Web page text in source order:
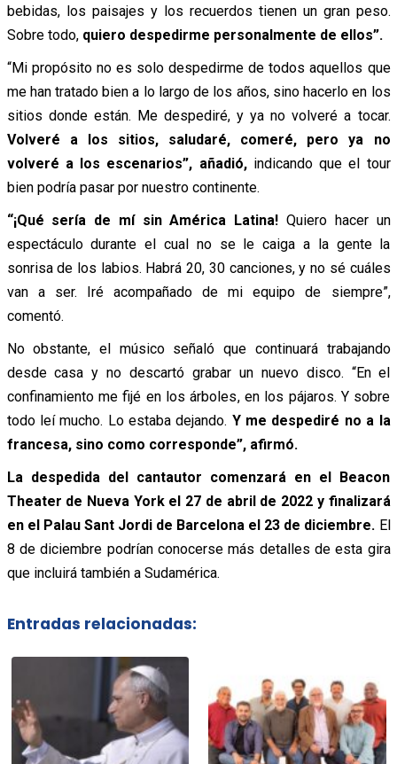
bebidas, los paisajes y los recuerdos tienen un gran peso.
Sobre todo, quiero despedirme personalmente de ellos”.
“Mi propósito no es solo despedirme de todos aquellos que
me han tratado bien a lo largo de los años, sino hacerlo en los
sitios donde están. Me despediré, y ya no volveré a tocar.
Volveré a los sitios, saludaré, comeré, pero ya no
volveré a los escenarios”, añadió, indicando que el tour
bien podría pasar por nuestro continente.
“¡Qué sería de mí sin América Latina! Quiero hacer un
espectáculo durante el cual no se le caiga a la gente la
sonrisa de los labios. Habrá 20, 30 canciones, y no sé cuáles
van a ser. Iré acompañado de mi equipo de siempre”,
comentó.
No obstante, el músico señaló que continuará trabajando
desde casa y no descartó grabar un nuevo disco. “En el
confinamiento me fijé en los árboles, en los pájaros. Y sobre
todo leí mucho. Lo estaba dejando. Y me despediré no a la
francesa, sino como corresponde”, afirmó.
La despedida del cantautor comenzará en el Beacon
Theater de Nueva York el 27 de abril de 2022 y finalizará
en el Palau Sant Jordi de Barcelona el 23 de diciembre. El
8 de diciembre podrían conocerse más detalles de esta gira
que incluirá también a Sudamérica.
Entradas relacionadas: